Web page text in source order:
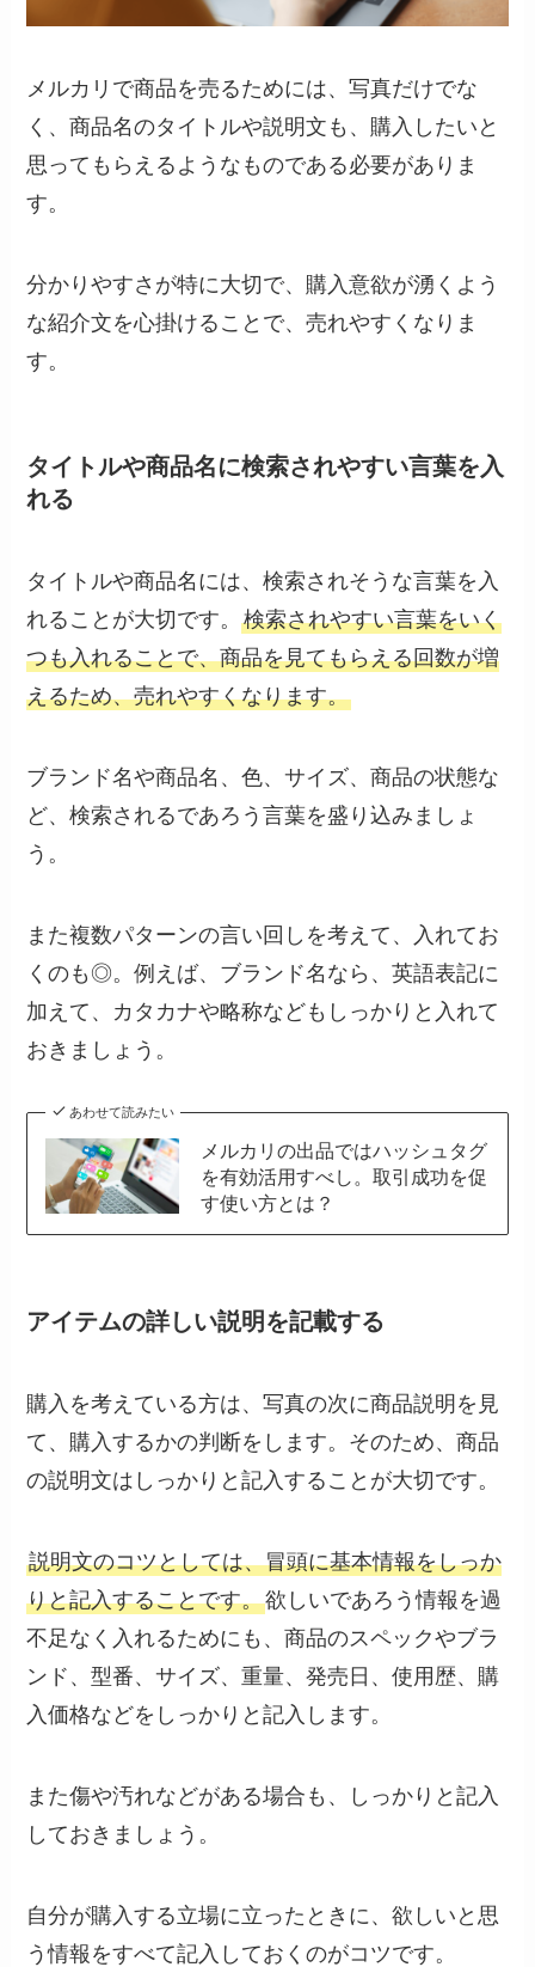
メルカリで商品を売るためには、写真だけでな
く、商品名のタイトルや説明文も、購入したいと
思ってもらえるようなものである必要がありま
す。
分かりやすさが特に大切で、購入意欲が湧くよう
な紹介文を心掛けることで、売れやすくなりま
す。
タイトルや商品名に検索されやすい言葉を入
れる
タイトルや商品名には、検索されそうな言葉を入
れることが大切です。検索されやすい言葉をいく
つも入れることで、商品を見てもらえる回数が増
えるため、売れやすくなります。
ブランド名や商品名、色、サイズ、商品の状態な
ど、検索されるであろう言葉を盛り込みましょ
う。
また複数パターンの言い回しを考えて、入れてお
くのも◎。例えば、ブランド名なら、英語表記に
加えて、カタカナや略称などもしっかりと入れて
おきましょう。
あわせて読みたい
メルカリの出品ではハッシュタグ
を有効活用すべし。取引成功を促
す使い方とは？
アイテムの詳しい説明を記載する
購入を考えている方は、写真の次に商品説明を見
て、購入するかの判断をします。そのため、商品
の説明文はしっかりと記入することが大切です。
説明文のコツとしては、冒頭に基本情報をしっか
りと記入することです。欲しいであろう情報を過
不足なく入れるためにも、商品のスペックやブラ
ンド、型番、サイズ、重量、発売日、使用歴、購
入価格などをしっかりと記入します。
また傷や汚れなどがある場合も、しっかりと記入
しておきましょう。
自分が購入する立場に立ったときに、欲しいと思
う情報をすべて記入しておくのがコツです。